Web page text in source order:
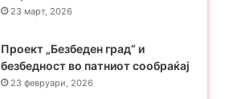
23 март, 2026
Проект „Безбеден град“ и
безбедност во патниот сообраќај
23 февруари, 2026